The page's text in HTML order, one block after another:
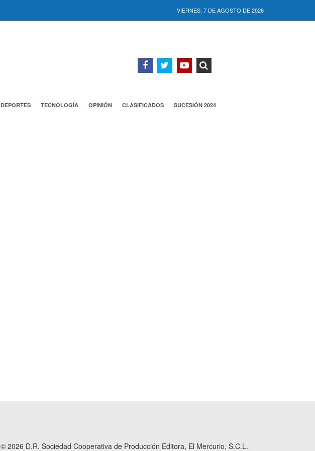
VIERNES, 7 DE AGOSTO DE 2026
DEPORTES TECNOLOGÍA OPINIÓN CLASIFICADOS SUCESIÓN 2024
© 2026 D.R. Sociedad Cooperativa de Producción Editora, El Mercurio, S.C.L.